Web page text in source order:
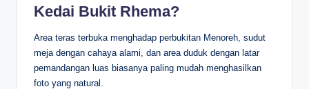
Kedai Bukit Rhema?
Area teras terbuka menghadap perbukitan Menoreh, sudut
meja dengan cahaya alami, dan area duduk dengan latar
pemandangan luas biasanya paling mudah menghasilkan
foto yang natural.